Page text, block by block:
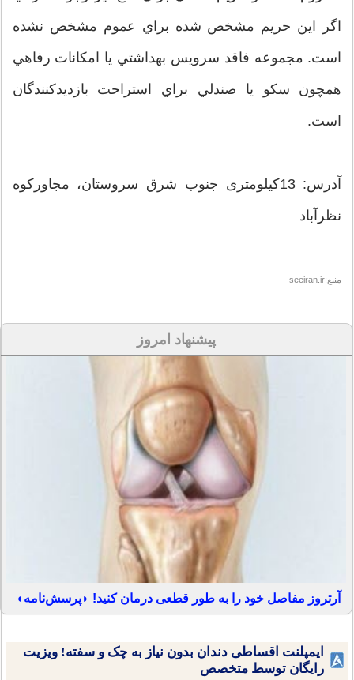
اگر اين حريم مشخص شده براي عموم مشخص نشده
است. مجموعه فاقد سرويس بهداشتي يا امکانات رفاهي
همچون سکو يا صندلي براي استراحت بازديدکنندگان
است.
آدرس: 13کیلومتری جنوب شرق سروستان، مجاورکوه
نظرآباد
منبع:seeiran.ir
پیشنهاد امروز
آرتروز مفاصل خود را به طور قطعی درمان کنید! ◗پرسش‌نامه◖
ایمپلنت اقساطی دندان بدون نیاز به چک و سفته! ویزیت
رایگان توسط متخصص